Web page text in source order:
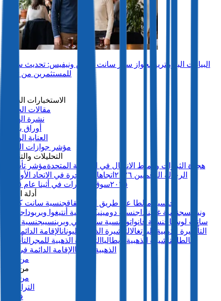
البيانات البيومترية لجواز سفر سانت كيتس ونيفيس: تحديث سلس
للمستثمرين من تركيا
الاستخبارات السوق
مقالات الخبراء
نشرة الهجرة
أوراق بيضاء
العناية الواجبة
مؤشر جوازات السفر
التحليلات والتقارير
هجرة الثروات وأنماط الانتقال في المملكة المتحدةمؤشر تأشيرة
الرحالة الرقميين ٢٠٢٦
اتجاهات الهجرة في الاتحاد الأوروبي
٢٠٢٥سوق العقارات في أثينا عام ٢٠٢٥
أدلة الدول
جنسية مالطا عن طريق الاستحقاقجنسية سانت كيتس
ونيفيسجنسية غرينادا جنسية دومينيكا جنسية أنتيغوا وبربودا جنسية
سانت لوسياجنسية فانواتو جنسية ساو تومي وبرينسيبجنسية تركيا
التأشيرة الذهبية للبرتغالالتأشيرة الذهبية لليونانالإقامة الدائمة في
مالطا
التأشيرة الذهبية لإيطاليا التأشيرة الذهبية للمجر التأشيرة
الذهبية للاتفيا الإقامة الدائمة في بنما
من نحن
من نحن
من نحن
التراخيص
فريقنا